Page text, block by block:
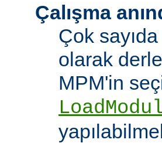
Çalışma
Çok
olarak
MPM'in